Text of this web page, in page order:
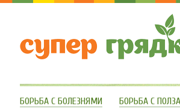
БОРЬБА С БОЛЕЗНЯМИ
БОРЬБА С